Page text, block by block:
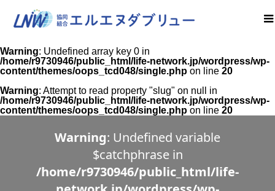
Warning: Undefined array key 0 in
/home/r9730946/public_html/life-network.jp/wordpress/wp-
content/themes/oops_tcd048/single.php on line 20
Warning: Attempt to read property "slug" on null in
/home/r9730946/public_html/life-network.jp/wordpress/wp-
content/themes/oops_tcd048/single.php on line 20
Warning: Undefined variable
$catchphrase in
/home/r9730946/public_html/life-